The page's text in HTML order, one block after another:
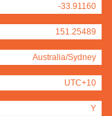
-33.91160
151.25489
Australia/Sydney
UTC+10
Y